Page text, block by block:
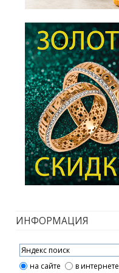
ИНФОРМАЦИЯ
на сайте в интернете